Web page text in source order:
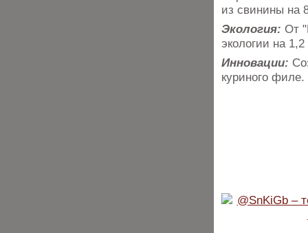
из свинины на
Экология: От
экологии на
Инновации:
куриного филе.